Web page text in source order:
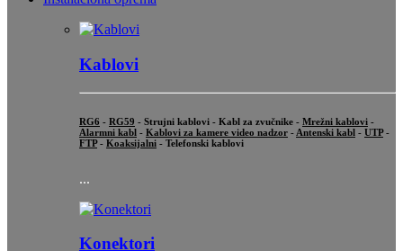
Kablovi
RG6 - RG59 - Strujni kablovi - Kabl za zvučnike - Mrežni kablovi -
Alarmni kabl - Kablovi za kamere video nadzor - Antenski kabl - UTP-
FTP- Koaksijalni - Telefonski kablovi
...
Konektori